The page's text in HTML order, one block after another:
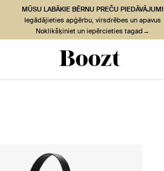
MŪSU LABĀKIE BĒRNU PREČU PIEDĀVĀJUMI
Iegādājieties apģērbu, virsdrēbes un apavus
Noklikšķiniet un iepērcieties tagad→